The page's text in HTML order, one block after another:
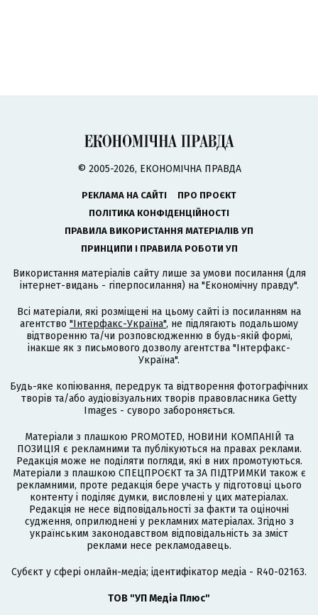
© 2005-2026, ЕКОНОМІЧНА ПРАВДА
РЕКЛАМА НА САЙТІ
ПРО ПРОЄКТ
ПОЛІТИКА КОНФІДЕНЦІЙНОСТІ
ПРАВИЛА ВИКОРИСТАННЯ МАТЕРІАЛІВ УП
ПРИНЦИПИ І ПРАВИЛА РОБОТИ УП
Використання матеріалів сайту лише за умови посилання (для
інтернет-видань - гіперпосилання) на "Економічну правду".
Всі матеріали, які розміщені на цьому сайті із посиланням на
агентство "Інтерфакс-Україна", не підлягають подальшому
відтворенню та/чи розповсюдженню в будь-якій формі,
інакше як з письмового дозволу агентства "Інтерфакс-
Україна".
Будь-яке копіювання, передрук та відтворення фотографічних
творів та/або аудіовізуальних творів правовласника Getty
Images - суворо забороняється.
Матеріали з плашкою PROMOTED, НОВИНИ КОМПАНІЙ та
ПОЗИЦІЯ є рекламними та публікуються на правах реклами.
Редакція може не поділяти погляди, які в них промотуються.
Матеріали з плашкою СПЕЦПРОЄКТ та ЗА ПІДТРИМКИ також є
рекламними, проте редакція бере участь у підготовці цього
контенту і поділяє думки, висловлені у цих матеріалах.
Редакція не несе відповідальності за факти та оціночні
судження, оприлюднені у рекламних матеріалах. Згідно з
українським законодавством відповідальність за зміст
реклами несе рекламодавець.
Cубєкт у сфері онлайн-медіа; ідентифікатор медіа - R40-02163.
ТОВ "УП Медіа Плюс"